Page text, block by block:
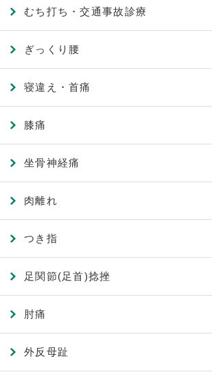
むち打ち・交通事故診療
ぎっくり腰
寝違え・首痛
膝痛
坐骨神経痛
肉離れ
つき指
足関節(足首)捻挫
肘痛
外反母趾